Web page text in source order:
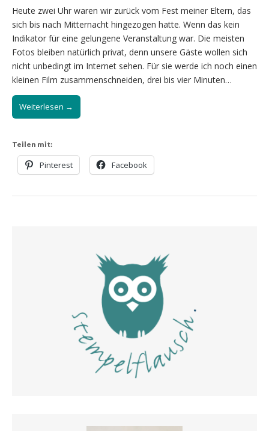
Heute zwei Uhr waren wir zurück vom Fest meiner Eltern, das
sich bis nach Mitternacht hingezogen hatte. Wenn das kein
Indikator für eine gelungene Veranstaltung war. Die meisten
Fotos bleiben natürlich privat, denn unsere Gäste wollen sich
nicht unbedingt im Internet sehen. Für sie werde ich noch einen
kleinen Film zusammenschneiden, drei bis vier Minuten…
Weiterlesen →
Teilen mit:
Pinterest Facebook